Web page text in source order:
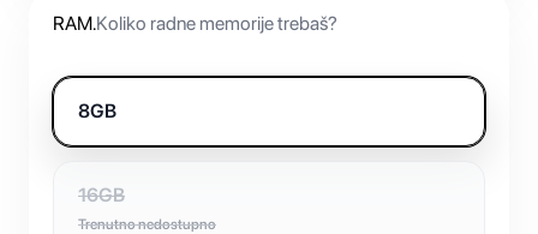
RAM.Koliko radne memorije trebaš?
8GB
16GB
Trenutno nedostupno